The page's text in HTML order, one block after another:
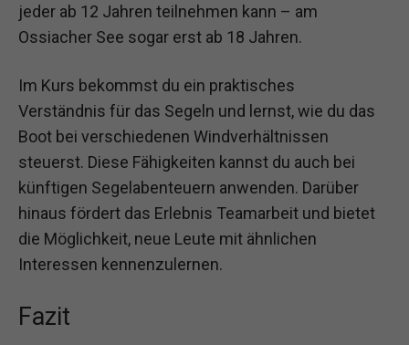
jeder ab 12 Jahren teilnehmen kann – am
Ossiacher See sogar erst ab 18 Jahren.
Im Kurs bekommst du ein praktisches
Verständnis für das Segeln und lernst, wie du das
Boot bei verschiedenen Windverhältnissen
steuerst. Diese Fähigkeiten kannst du auch bei
künftigen Segelabenteuern anwenden. Darüber
hinaus fördert das Erlebnis Teamarbeit und bietet
die Möglichkeit, neue Leute mit ähnlichen
Interessen kennenzulernen.
Fazit